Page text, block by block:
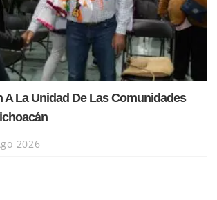
A La Unidad De Las Comunidades
2026